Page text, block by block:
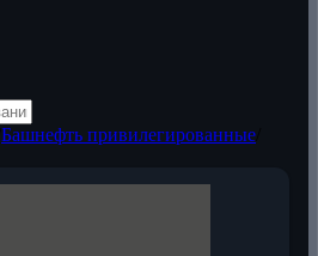
Башнефть привилегированные